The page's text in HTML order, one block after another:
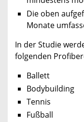
Die oben
Monate
In der Studie
folgenden
Ballett
Bodybuilding
Tennis
Fußball